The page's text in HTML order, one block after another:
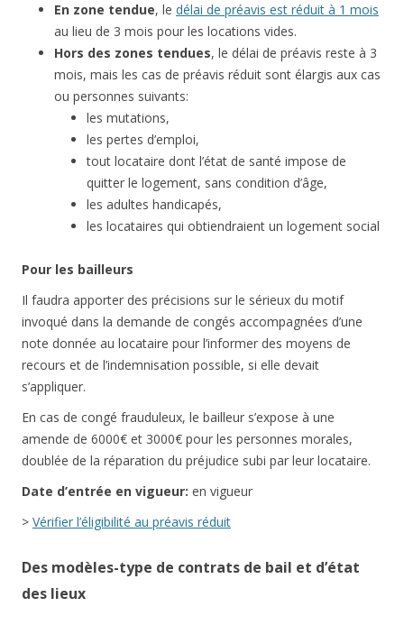
En zone tendue, le délai de préavis est réduit à 1 mois
au lieu de 3 mois pour les locations vides.
Hors des zones tendues, le délai de préavis reste à 3
mois, mais les cas de préavis réduit sont élargis aux cas
ou personnes suivants:
les mutations,
les pertes d’emploi,
tout locataire dont l’état de santé impose de
quitter le logement, sans condition d’âge,
les adultes handicapés,
les locataires qui obtiendraient un logement social
Pour les bailleurs
Il faudra apporter des précisions sur le sérieux du motif
invoqué dans la demande de congés accompagnées d’une
note donnée au locataire pour l’informer des moyens de
recours et de l’indemnisation possible, si elle devait
s’appliquer.
En cas de congé frauduleux, le bailleur s’expose à une
amende de 6000€ et 3000€ pour les personnes morales,
doublée de la réparation du préjudice subi par leur locataire.
Date d’entrée en vigueur: en vigueur
> Vérifier l’éligibilité au préavis réduit
Des modèles-type de contrats de bail et d’état
des lieux